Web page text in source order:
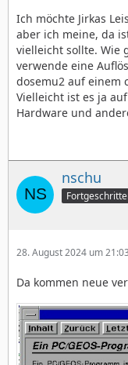
Ich möchte Jirkas
aber ich meine, da
vielleicht sollte. Wie
verwende eine
dosemu2 auf einem
Vielleicht ist es ja
Hardware und
nschu
28. August 2024 um 21:03
Da kommen neue